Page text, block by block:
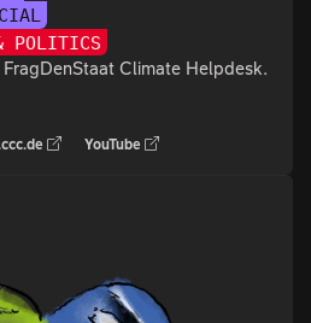
POLITICS
Climate Helpdesk.
YouTube